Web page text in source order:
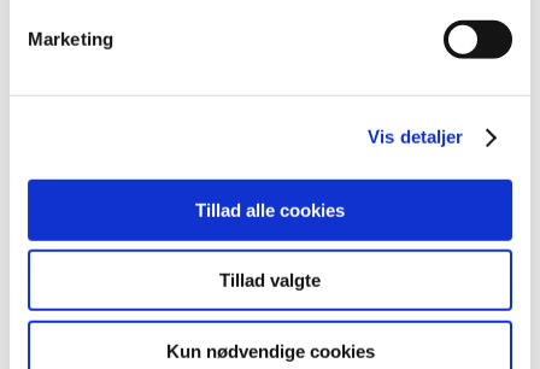
Marketing
Vis detaljer
Tillad alle cookies
Tillad valgte
Kun nødvendige cookies
2012 (44)
2010 (7)
2006 (9)